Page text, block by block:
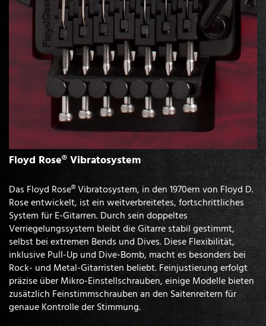
Floyd Rose® Vibratosystem
Das Floyd Rose® Vibratosystem, in den 1970ern von Floyd D.
Rose entwickelt, ist ein weitverbreitetes, fortschrittliches
System für E-Gitarren. Durch sein doppeltes
Verriegelungssystem bleibt die Gitarre stabil gestimmt,
selbst bei extremen Bends und Dives. Diese Flexibilität,
inklusive Pull-Up und Dive-Bomb, macht es besonders bei
Rock- und Metal-Gitarristen beliebt. Feinjustierung erfolgt
präzise über Mikro-Einstellschrauben, einige Modelle bieten
zusätzlich Feinstimmschrauben an den Saitenreitern für
genaue Kontrolle der Stimmung.